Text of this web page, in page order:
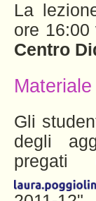
La
ore 16:00
Centro
Gli
degli
pregati